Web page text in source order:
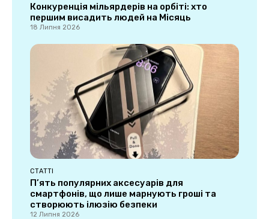
Конкуренція мільярдерів на орбіті: хто
першим висадить людей на Місяць
18 Липня 2026
СТАТТІ
П’ять популярних аксесуарів для
смартфонів, що лише марнують гроші та
створюють ілюзію безпеки
12 Липня 2026